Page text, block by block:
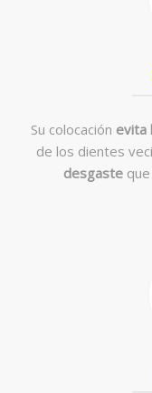
Su colocación evita
de los dientes
desgasteque